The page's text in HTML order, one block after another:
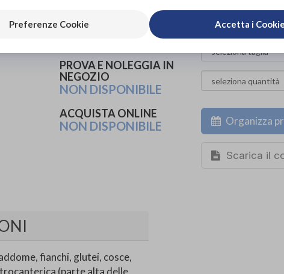
PROVA E ACQUISTA IN
NEGOZIO
PROVA E NOLEGGIA IN
NEGOZIO
NON DISPONIBILE
ACQUISTA ONLINE
NON DISPONIBILE Organizza
Scarica il
fianchi, glutei, cosce,
Preferenze Cookie Accetta i Cookie